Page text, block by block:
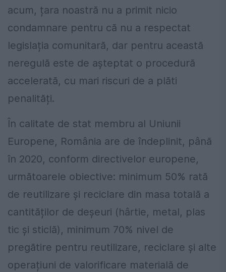
acum, țara noastră nu a primit nicio
condamnare pentru că nu a respectat
legislația comunitară, dar pentru această
neregulă este de așteptat o procedură
accelerată, cu mari riscuri de a plăti
penalități.
În calitate de stat membru al Uniunii
Europene, România are de îndeplinit, până
în 2020, conform directivelor europene,
următoarele obiective: minimum 50% rată
de reutilizare și reciclare din masa totală a
cantităților de deșeuri (hârtie, metal, plas
tic și sticlă), minimum 70% nivel de
pregătire pentru reutilizare, reciclare și alte
operațiuni de valorificare materială de